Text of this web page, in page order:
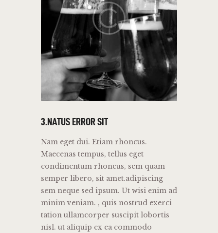
3.NATUS ERROR SIT
Nam eget dui. Etiam rhoncus.
Maecenas tempus, tellus eget
condimentum rhoncus, sem quam
semper libero, sit amet.adipiscing
sem neque sed ipsum. Ut wisi enim ad
minim veniam. , quis nostrud exerci
tation ullamcorper suscipit lobortis
nisl. ut aliquip ex ea commodo